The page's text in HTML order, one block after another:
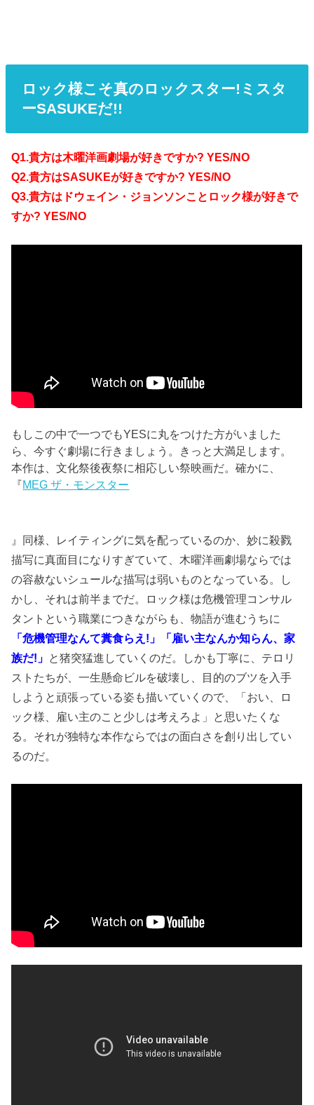
ロック様こそ真のロックスター!ミスタ
ーSASUKEだ!!
Q1.貴方は木曜洋画劇場が好きですか? YES/NO
Q2.貴方はSASUKEが好きですか? YES/NO
Q3.貴方はドウェイン・ジョンソンことロック様が好きで
すか? YES/NO
もしこの中で一つでもYESに丸をつけた方がいました
ら、今すぐ劇場に行きましょう。きっと大満足します。
本作は、文化祭後夜祭に相応しい祭映画だ。確かに、
『MEG ザ・モンスター
』同様、レイティングに気を配っているのか、妙に殺戮
描写に真面目になりすぎていて、木曜洋画劇場ならでは
の容赦ないシュールな描写は弱いものとなっている。し
かし、それは前半までだ。ロック様は危機管理コンサル
タントという職業につきながらも、物語が進むうちに
「危機管理なんて糞食らえ!」「雇い主なんか知らん、家
族だ!」
と猪突猛進していくのだ。しかも丁寧に、テロリ
ストたちが、一生懸命ビルを破壊し、目的のブツを入手
しようと頑張っている姿も描いていくので、「おい、ロ
ック様、雇い主のこと少しは考えろよ」と思いたくな
る。それが独特な本作ならではの面白さを創り出してい
るのだ。